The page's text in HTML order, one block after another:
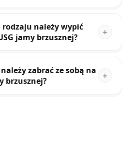
należy wypić
jamy brzusznej?
zabrać ze sobą na
brzusznej?